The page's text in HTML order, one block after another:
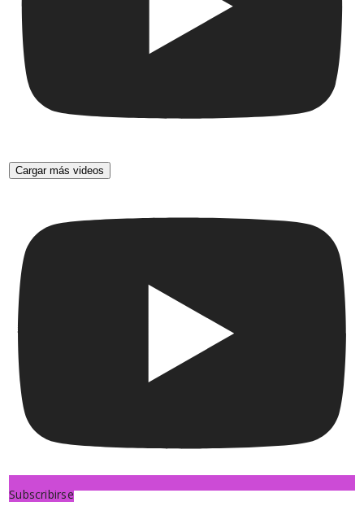
Cargar más videos
Subscribirse